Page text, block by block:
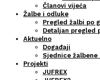
Članovi vijeća
Žalbe i odluke
Pregled žalbi po
Detaljan pregled
Aktuelno
Događaji
Sjednice žalbene
Projekti
JUFREX